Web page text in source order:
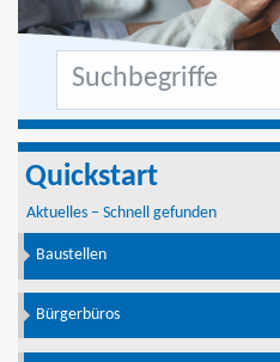
Quickstart
Aktuelles – Schnell gefunden
Baustellen
Bürgerbüros